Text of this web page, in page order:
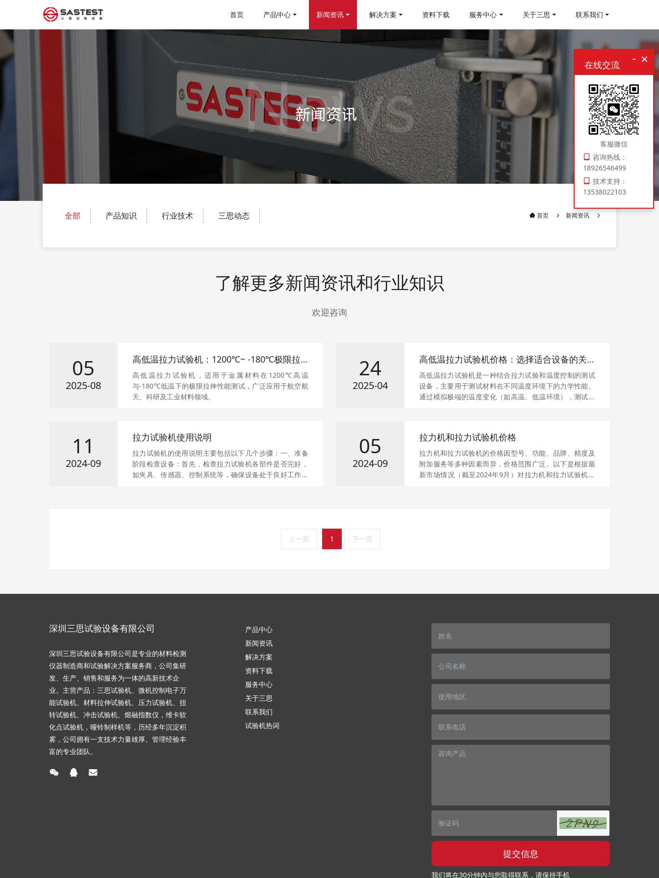
首页 产品中心 新闻资讯 解决方案 资料下载 服务中心 关于三思 联系我们
全部 产品知识 行业技术 三思动态 首页 新闻资讯
了解更多新闻资讯和行业知识
欢迎咨询
05
2025-08
高低温拉力试验机：1200℃~ -180℃极限拉
伸测试的性能之选
高低温拉力试验机，适用于金属材料在1200℃高温
与-180℃低温下的极限拉伸性能测试，广泛应用于航空航
天、科研及工业材料领域。
24
2025-04
高低温拉力试验机价格：选择适合设备的关
键因素与价格分析
高低温拉力试验机是一种结合拉力试验和温度控制的测试
设备，主要用于测试材料在不同温度环境下的力学性能。
通过模拟极端的温度变化（如高温、低温环境），测试材
11
2024-09
拉力试验机使用说明
拉力试验机的使用说明主要包括以下几个步骤：一、准备
阶段检查设备：首先，检查拉力试验机各部件是否完好，
如夹具、传感器、控制系统等，确保设备处于良好工作状
质及测试标准，选择合适的夹具并正确安装于试验机上。
05
2024-09
拉力机和拉力试验机价格
拉力机和拉力试验机的价格因型号、功能、品牌、精度及
附加服务等多种因素而异，价格范围广泛。以下是根据最
新市场情况（截至2024年9月）对拉力机和拉力试验机价
上一页
1 下一页
深圳三思试验设备有限公司
深圳三思试验设备有限公司是专业的材料检测
仪器制造商和试验解决方案服务商，公司集研
发、生产、销售和服务为一体的高新技术企
业。主营产品：三思试验机、微机控制电子万
能试验机、材料拉伸试验机、压力试验机、扭
转试验机、冲击试验机、熔融指数仪，维卡软
化点试验机，哑铃制样机等，历经多年沉淀积
雾，公司拥有一支技术力量雄厚、管理经验丰
富的专业团队。
产品中心
新闻资讯
解决方案
资料下载
服务中心
关于三思
联系我们
试验机热词
提交信息
我们将在30分钟内与您取得联系，请保持手机
×
-
在线交流
客服微信
咨询热线：
18926546499
技术支持：
13538022103